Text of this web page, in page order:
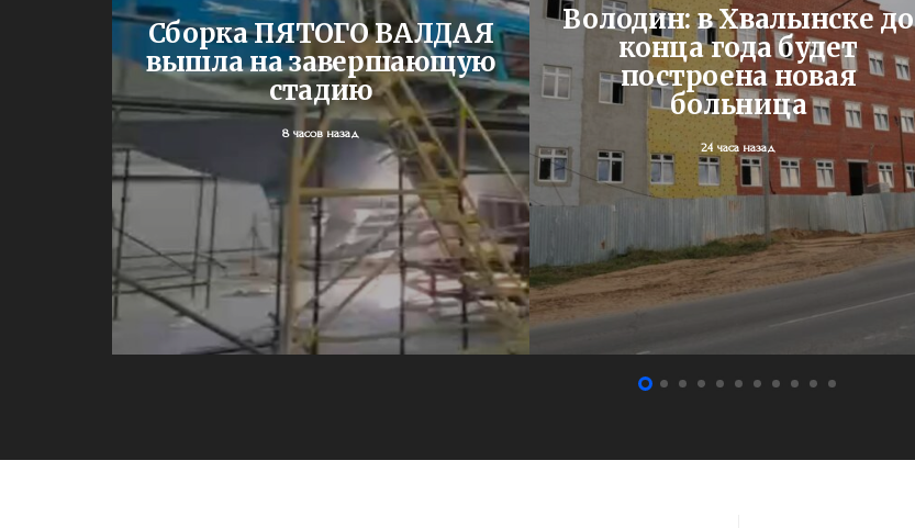
Сборка ПЯТОГО ВАЛДАЯ
вышла на завершающую
стадию
8 часов назад
Володин: в Хвалынске до
конца года будет
построена новая
больница
24 часа назад